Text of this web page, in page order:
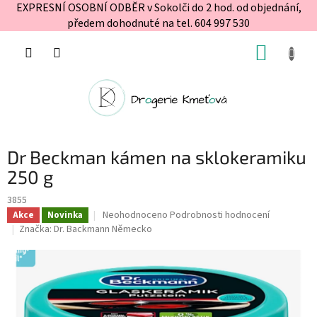
EXPRESNÍ OSOBNÍ ODBĚR v Sokolči do 2 hod. od objednání,
předem dohodnuté na tel. 604 997 530
Dr Beckman kámen na sklokeramiku
250 g
3855
Akce Novinka
Průměrné
hodnocení
0,0
z
5
hvězdiček.
Neohodnoceno Podrobnosti hodnocení
Značka: Dr. Backmann Německo